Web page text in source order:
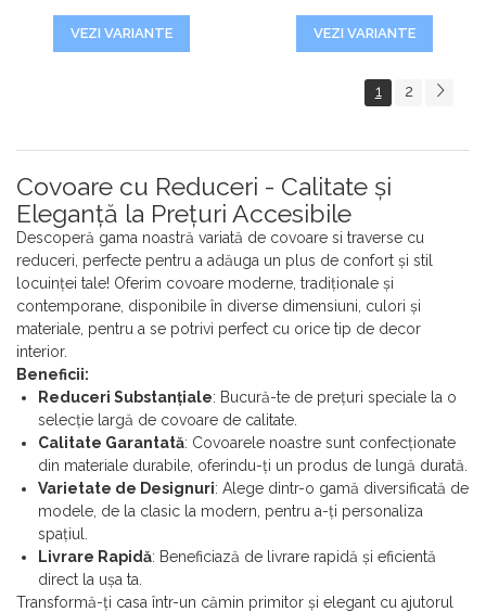
VEZI VARIANTE VEZI VARIANTE
1 2
Covoare cu Reduceri - Calitate și
Eleganță la Prețuri Accesibile
Descoperă gama noastră variată de covoare si traverse cu
reduceri, perfecte pentru a adăuga un plus de confort și stil
locuinței tale! Oferim covoare moderne, tradiționale și
contemporane, disponibile în diverse dimensiuni, culori și
materiale, pentru a se potrivi perfect cu orice tip de decor
interior.
Beneficii:
Reduceri Substanțiale: Bucură-te de prețuri speciale la o
selecție largă de covoare de calitate.
Calitate Garantată: Covoarele noastre sunt confecționate
din materiale durabile, oferindu-ți un produs de lungă durată.
Varietate de Designuri: Alege dintr-o gamă diversificată de
modele, de la clasic la modern, pentru a-ți personaliza
spațiul.
Livrare Rapidă: Beneficiază de livrare rapidă și eficientă
direct la ușa ta.
Transformă-ți casa într-un cămin primitor și elegant cu ajutorul